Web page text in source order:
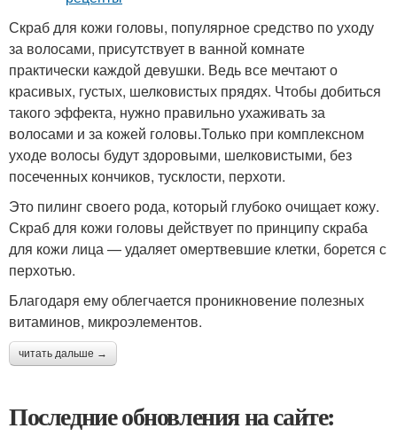
Скраб для кожи головы, популярное средство по уходу
за волосами, присутствует в ванной комнате
практически каждой девушки. Ведь все мечтают о
красивых, густых, шелковистых прядях. Чтобы добиться
такого эффекта, нужно правильно ухаживать за
волосами и за кожей головы.Только при комплексном
уходе волосы будут здоровыми, шелковистыми, без
посеченных кончиков, тусклости, перхоти.
Это пилинг своего рода, который глубоко очищает кожу.
Скраб для кожи головы действует по принципу скраба
для кожи лица — удаляет омертвевшие клетки, борется с
перхотью.
Благодаря ему облегчается проникновение полезных
витаминов, микроэлементов.
читать дальше →
Последние обновления на сайте: